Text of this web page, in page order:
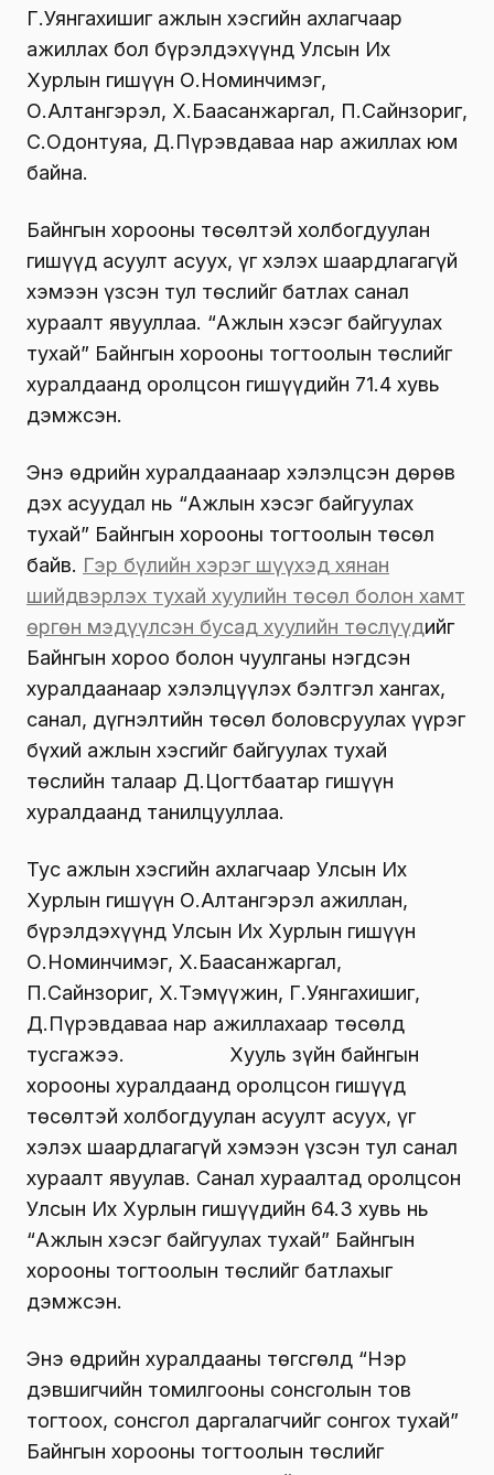
Г.Уянгахишиг ажлын хэсгийн ахлагчаар
ажиллах бол бүрэлдэхүүнд Улсын Их
Хурлын гишүүн О.Номинчимэг,
О.Алтангэрэл, Х.Баасанжаргал, П.Сайнзориг,
С.Одонтуяа, Д.Пүрэвдаваа нар ажиллах юм
байна.
Байнгын хорооны төсөлтэй холбогдуулан
гишүүд асуулт асуух, үг хэлэх шаардлагагүй
хэмээн үзсэн тул төслийг батлах санал
хураалт явууллаа. “Ажлын хэсэг байгуулах
тухай” Байнгын хорооны тогтоолын төслийг
хуралдаанд оролцсон гишүүдийн 71.4 хувь
дэмжсэн.
Энэ өдрийн хуралдаанаар хэлэлцсэн дөрөв
дэх асуудал нь “Ажлын хэсэг байгуулах
тухай” Байнгын хорооны тогтоолын төсөл
байв. Гэр бүлийн хэрэг шүүхэд хянан
шийдвэрлэх тухай хуулийн төсөл болон хамт
өргөн мэдүүлсэн бусад хуулийн төслүүдийг
Байнгын хороо болон чуулганы нэгдсэн
хуралдаанаар хэлэлцүүлэх бэлтгэл хангах,
санал, дүгнэлтийн төсөл боловсруулах үүрэг
бүхий ажлын хэсгийг байгуулах тухай
төслийн талаар Д.Цогтбаатар гишүүн
хуралдаанд танилцууллаа.
Тус ажлын хэсгийн ахлагчаар Улсын Их
Хурлын гишүүн О.Алтангэрэл ажиллан,
бүрэлдэхүүнд Улсын Их Хурлын гишүүн
О.Номинчимэг, Х.Баасанжаргал,
П.Сайнзориг, Х.Тэмүүжин, Г.Уянгахишиг,
Д.Пүрэвдаваа нар ажиллахаар төсөлд
тусгажээ. Хууль зүйн байнгын
хорооны хуралдаанд оролцсон гишүүд
төсөлтэй холбогдуулан асуулт асуух, үг
хэлэх шаардлагагүй хэмээн үзсэн тул санал
хураалт явуулав. Санал хураалтад оролцсон
Улсын Их Хурлын гишүүдийн 64.3 хувь нь
“Ажлын хэсэг байгуулах тухай” Байнгын
хорооны тогтоолын төслийг батлахыг
дэмжсэн.
Энэ өдрийн хуралдааны төгсгөлд “Нэр
дэвшигчийн томилгооны сонсголын тов
тогтоох, сонсгол даргалагчийг сонгох тухай”
Байнгын хорооны тогтоолын төслийг